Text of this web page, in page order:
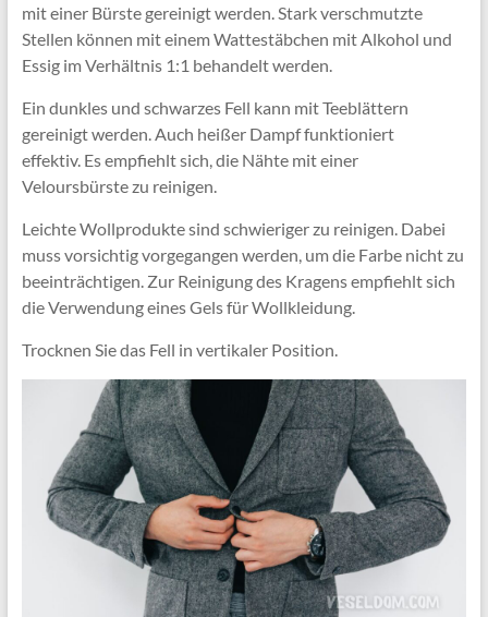
mit einer Bürste gereinigt werden. Stark verschmutzte
Stellen können mit einem Wattestäbchen mit Alkohol und
Essig im Verhältnis 1:1 behandelt werden.
Ein dunkles und schwarzes Fell kann mit Teeblättern
gereinigt werden. Auch heißer Dampf funktioniert
effektiv. Es empfiehlt sich, die Nähte mit einer
Veloursbürste zu reinigen.
Leichte Wollprodukte sind schwieriger zu reinigen. Dabei
muss vorsichtig vorgegangen werden, um die Farbe nicht zu
beeinträchtigen. Zur Reinigung des Kragens empfiehlt sich
die Verwendung eines Gels für Wollkleidung.
Trocknen Sie das Fell in vertikaler Position.